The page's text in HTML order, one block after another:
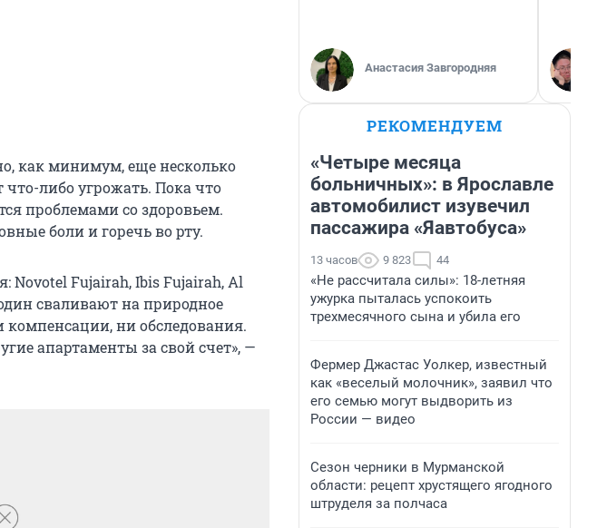
как минимум, еще несколько
что-либо угрожать. Пока что
проблемами со здоровьем.
боли и горечь во рту.
Novotel Fujairah, Ibis Fujairah, Al
сваливают на природное
ни обследования.
апартаменты за свой счет», —
Анастасия Завгородняя
РЕКОМЕНДУЕМ
«Четыре месяца
больничных»: в Ярославле
автомобилист изувечил
пассажира «Яавтобуса»
13 часов 9 823 44
«Не рассчитала силы»: 18-летняя
ужурка пыталась успокоить
трехмесячного сына и убила его
Фермер Джастас Уолкер, известный
как «веселый молочник», заявил что
его семью могут выдворить из
России — видео
Сезон черники в Мурманской
области: рецепт хрустящего ягодного
штруделя за полчаса